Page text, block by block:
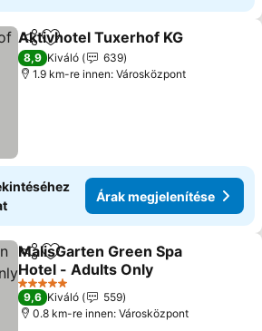
Megosztás
Hozzáadás a kedvencekhez
Aktivhotel Tuxerhof KG
8,9 Kiváló
639
1.9 km-re innen: Városközpont
Árak megjelenítése
Megosztás
Hozzáadás a kedvencekhez
MalisGarten Green Spa
Hotel - Adults Only
5 Kategória
9,6 Kiváló
559
0.8 km-re innen: Városközpont